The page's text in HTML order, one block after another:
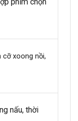
xoong nồi,
nấu, thời